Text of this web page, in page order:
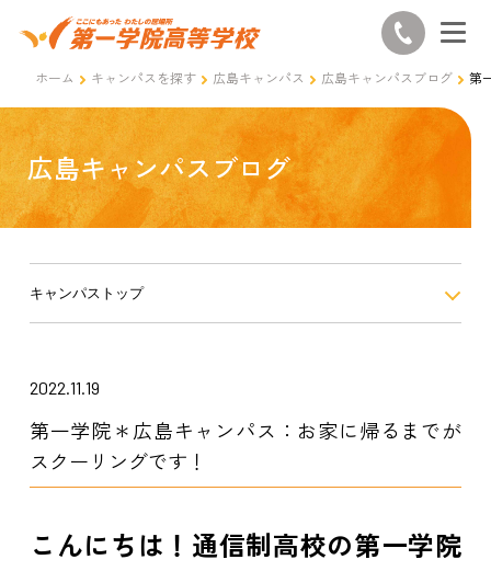
ホーム キャンパスを探す 広島キャンパス 広島キャンパスブログ 第
広島キャンパスブログ
キャンパストップ
2022.11.19
第一学院＊広島キャンパス：お家に帰るまでが
スクーリングです！
こんにちは！通信制高校の第一学院